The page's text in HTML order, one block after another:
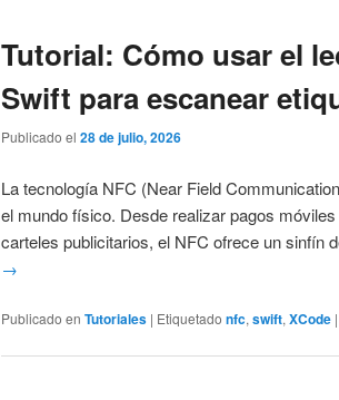
Tutorial: Cómo usar el
Swift para escanear
Publicado el28 de julio, 2026
La tecnología NFC (Near Field
el mundo físico. Desde realizar pagos
carteles publicitarios, el NFC ofrece un
→
Publicado en Tutoriales | Etiquetado nfc,swift,XCode |